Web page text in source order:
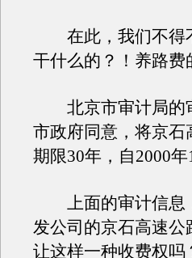
在此，我们不得
干什么的？！养路
北京市审计局的
市政府同意，将京
期限30年，自2000
上面的审计信息
发公司的京石高速
让这样一种收费权吗